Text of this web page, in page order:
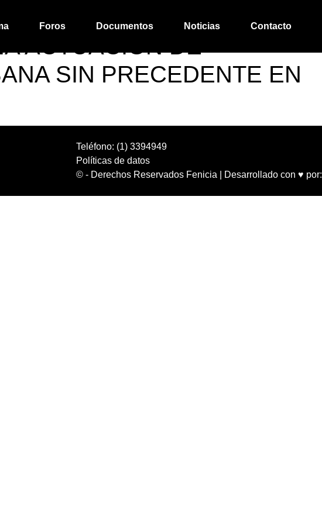
Foros Documentos Noticias Contacto
ACTUACIÓN DE
SIN PRECEDENTE EN
Teléfono: (1) 3394949
Políticas de datos
© - Derechos Reservados Fenicia | Desarrollado con ♥ por: